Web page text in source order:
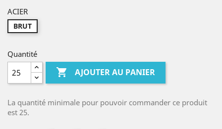
ACIER
BRUT
Quantité
 AJOUTER AU PANIER
La quantité minimale pour pouvoir commander ce produit
est 25.